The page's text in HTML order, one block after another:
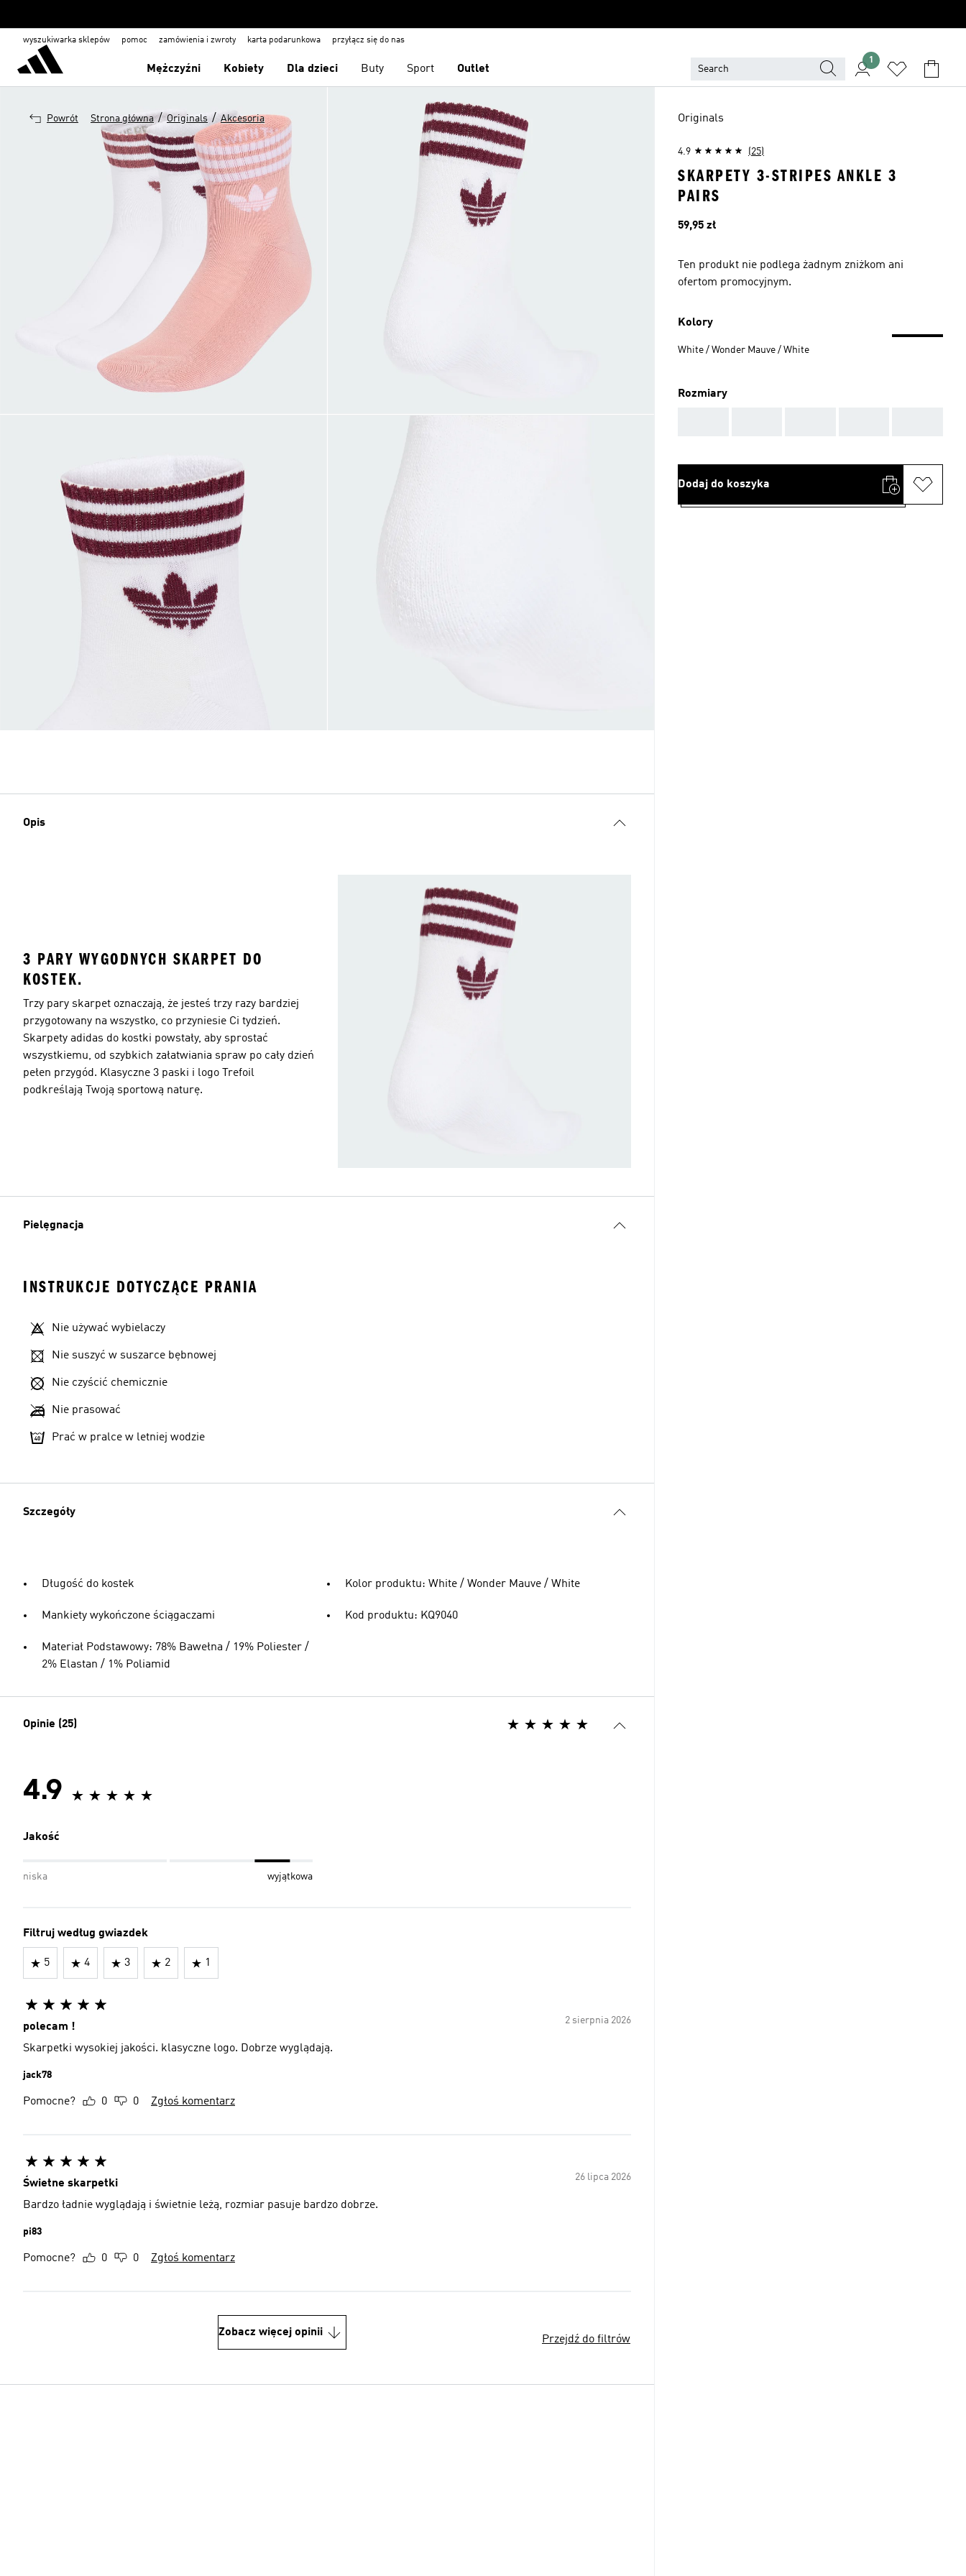
wyszukiwarka sklepów pomoc zamówienia i zwroty karta podarunkowa przyłącz się do nas
Mężczyźni Kobiety Dla dzieci Buty Sport Outlet
1
Powrót Strona główna / Originals / Akcesoria
Opis
3 PARY WYGODNYCH SKARPET DO
KOSTEK.
Trzy pary skarpet oznaczają, że jesteś trzy razy bardziej
przygotowany na wszystko, co przyniesie Ci tydzień.
Skarpety adidas do kostki powstały, aby sprostać
wszystkiemu, od szybkich załatwiania spraw po cały dzień
pełen przygód. Klasyczne 3 paski i logo Trefoil
podkreślają Twoją sportową naturę.
Pielęgnacja
INSTRUKCJE DOTYCZĄCE PRANIA
Nie używać wybielaczy
Nie suszyć w suszarce bębnowej
Nie czyścić chemicznie
Nie prasować
Prać w pralce w letniej wodzie
Szczegóły
Długość do kostek
Mankiety wykończone ściągaczami
Materiał Podstawowy: 78% Bawełna / 19% Poliester /
2% Elastan / 1% Poliamid
Kolor produktu: White / Wonder Mauve / White
Kod produktu: KQ9040
Opinie (25)
4.9
Jakość
niska wyjątkowa
Filtruj według gwiazdek
5 4 3 2 1
2 sierpnia 2026
polecam !
Skarpetki wysokiej jakości. klasyczne logo. Dobrze wyglądają.
jack78
Pomocne? 0 0 Zgłoś komentarz
26 lipca 2026
Świetne skarpetki
Bardzo ładnie wyglądają i świetnie leżą, rozmiar pasuje bardzo dobrze.
pi83
Pomocne? 0 0 Zgłoś komentarz
Zobacz więcej opinii
Przejdź do filtrów
Originals
4.9 (25)
SKARPETY 3-STRIPES ANKLE 3
PAIRS
Cena
59,95 zł
Ten produkt nie podlega żadnym zniżkom ani
ofertom promocyjnym.
Kolory
White / Wonder Mauve / White
Rozmiary
Dodaj do koszyka